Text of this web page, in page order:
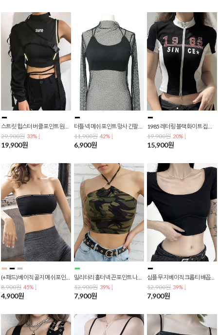
스트릿 힙스터 버클 포인트 원숄더 긴팔티 크롭티 배꼽티 크롭탑 T-0112
29,900원 33% ↓
19,900원
터틀 넥 메쉬 포인트 망사 긴팔티 T-0111
11,900원 42% ↓
6,900원
1985 레터링 블랙 화이트 집업 반팔 크롭 배꼽티 크롭탑 T-0109
19,900원 20% ↓
15,900원
8,900원 45% ↓
4,900원
밀리터리 홀터넥 끈 포인트 나시티 크롭티 배꼽티 크롭탑 숏티 T-0106
12,900원 39% ↓
7,900원
심플 무지 베이직 크롭티 배꼽티 크롭탑 반팔티셔츠 / 숏티 / 쫄티 T-0105
12,900원 39% ↓
7,900원